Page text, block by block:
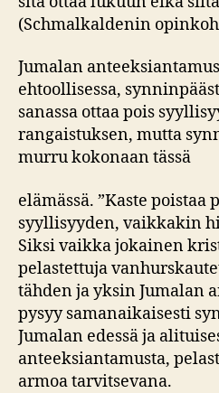
(Schmalkaldenin
Jumalan
ehtoollisessa,
sanassa ottaa pois
rangaistuksen, mutta
murru kokonaan tässä
elämässä. ”Kaste
syyllisyyden, vaikkakin
Siksi vaikka jokainen
pelastettuja
tähden ja yksin Jumalan
pysyy samanaikaisesti
Jumalan edessä ja
anteeksiantamusta,
armoa tarvitsevana.